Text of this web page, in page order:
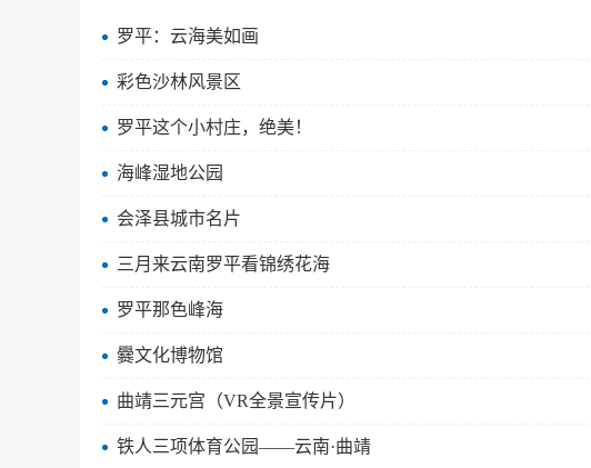
罗平：云海美如画
彩色沙林风景区
罗平这个小村庄，绝美！
海峰湿地公园
会泽县城市名片
三月来云南罗平看锦绣花海
罗平那色峰海
爨文化博物馆
曲靖三元宫（VR全景宣传片）
铁人三项体育公园——云南·曲靖